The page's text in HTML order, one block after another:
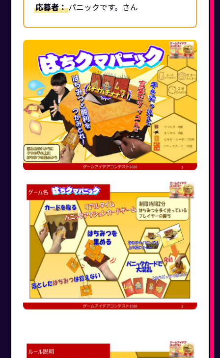
応募者： パニックです。さん